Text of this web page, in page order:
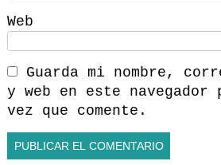
Web
Guarda mi nombre,
y web en este navegador
vez que comente.